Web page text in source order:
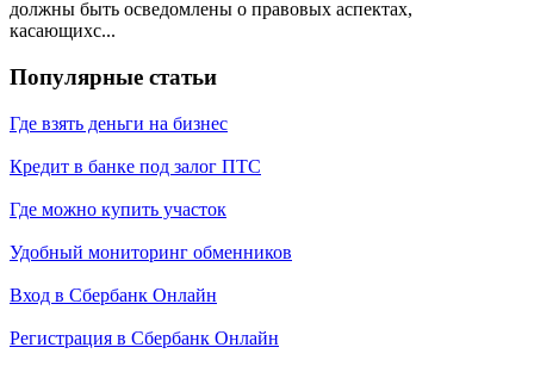
должны быть осведомлены о правовых аспектах,
касающихс...
Популярные статьи
Где взять деньги на бизнес
Кредит в банке под залог ПТС
Где можно купить участок
Удобный мониторинг обменников
Вход в Сбербанк Онлайн
Регистрация в Сбербанк Онлайн